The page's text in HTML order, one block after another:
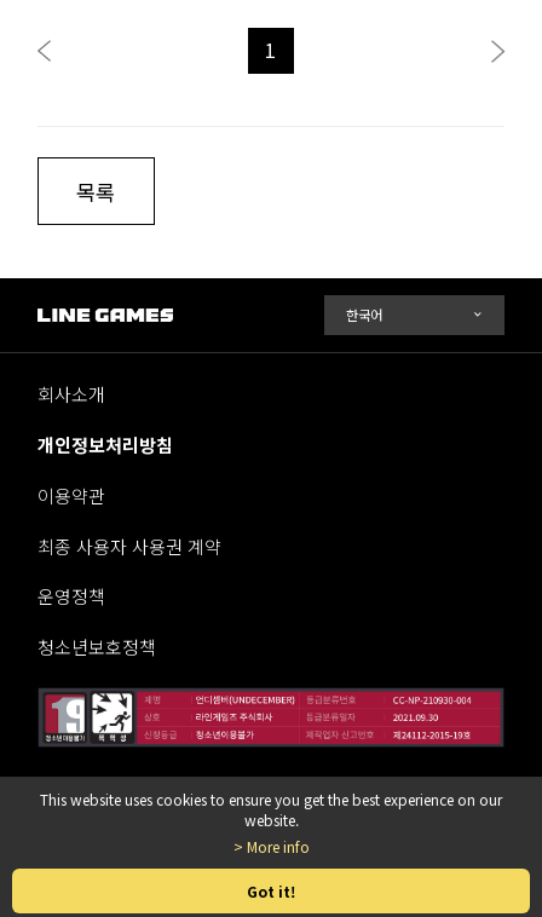
1
목록
회사소개
개인정보처리방침
이용약관
최종 사용자 사용권 계약
운영정책
청소년보호정책
라인게임즈 주식회사
© LINE Games Corporation. All Rights Reserved.
This website uses cookies to ensure you get the best experience on our
website.
> More info
Got it!